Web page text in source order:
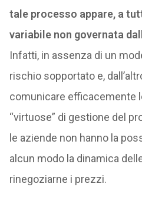
tale processo appare, a
variabile non governata
Infatti, in assenza di un
rischio sopportato e,
comunicare efficacemente
“virtuose” di gestione del
le aziende non hanno la
alcun modo la dinamica
rinegoziarne i prezzi.